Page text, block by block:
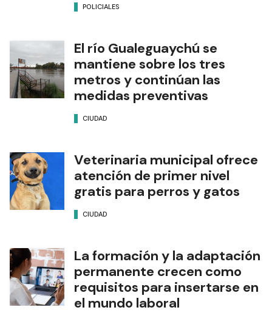
POLICIALES
El río Gualeguaychú se
mantiene sobre los tres
metros y continúan las
medidas preventivas
CIUDAD
Veterinaria municipal ofrece
atención de primer nivel
gratis para perros y gatos
CIUDAD
La formación y la adaptación
permanente crecen como
requisitos para insertarse en
el mundo laboral